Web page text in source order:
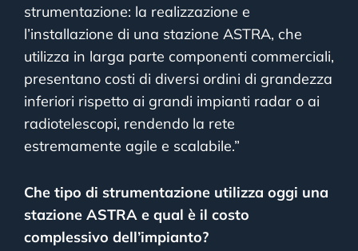
strumentazione: la realizzazione e
l’installazione di una stazione ASTRA, che
utilizza in larga parte componenti commerciali,
presentano costi di diversi ordini di grandezza
inferiori rispetto ai grandi impianti radar o ai
radiotelescopi, rendendo la rete
estremamente agile e scalabile.”
Che tipo di strumentazione utilizza oggi una
stazione ASTRA e qual è il costo
complessivo dell’impianto?